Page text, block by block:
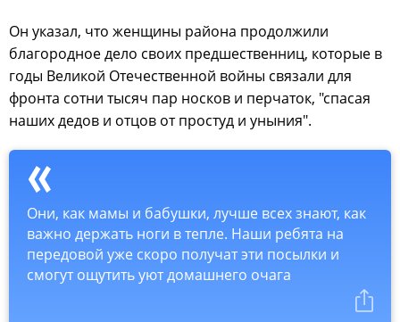
Он указал, что женщины района продолжили
благородное дело своих предшественниц, которые в
годы Великой Отечественной войны связали для
фронта сотни тысяч пар носков и перчаток, "спасая
наших дедов и отцов от простуд и уныния".
Они, как мамы и бабушки, лучше всех знают, как
важно держать ноги в тепле. Наши ребята на
передовой уже скоро получат эти посылки и
смогут ощутить уют домашнего очага